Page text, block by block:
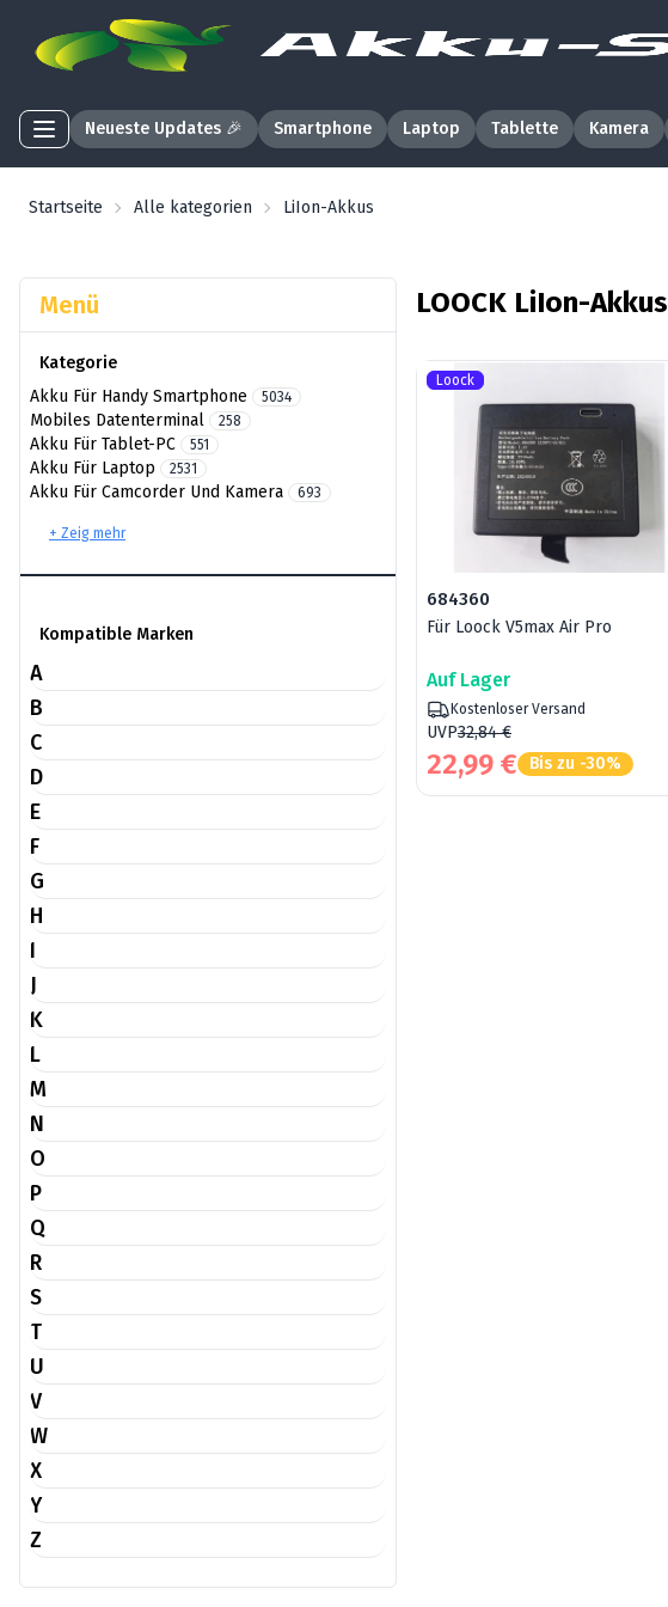
Neueste Updates 🎉 Smartphone Laptop Tablette Kamera
Startseite Alle kategorien LiIon-Akkus
Menü
Kategorie
Akku Für Handy Smartphone
5034
Mobiles Datenterminal 258
Akku Für Tablet-PC 551
Akku Für Laptop 2531
Akku Für Camcorder Und Kamera 693
+ Zeig mehr
Kompatible Marken
A
B
C
D
E
F
G
H
I
J
K
L
M
N
O
P
Q
R
S
T
U
V
W
X
Y
Z
LOOCK LiIon-Akkus
Loock
684360
Für Loock V5max Air Pro
Auf Lager
Kostenloser Versand
UVP32,84 €
22,99 € Bis zu -30%